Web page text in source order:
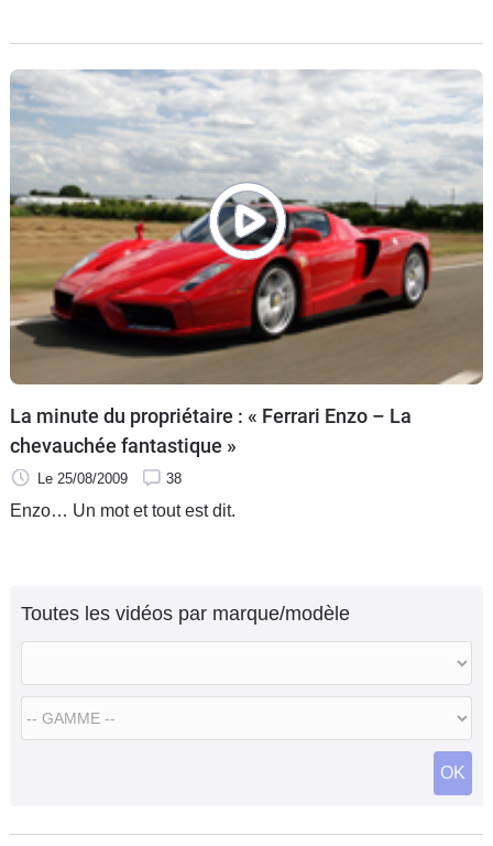
Ferrari V8 430, il a visiblement pris aussi part à celui de sa
remplaçante.
La minute du propriétaire : « Ferrari Enzo – La
chevauchée fantastique »
Le 25/08/2009 38
Enzo… Un mot et tout est dit.
Toutes les vidéos par marque/modèle
OK